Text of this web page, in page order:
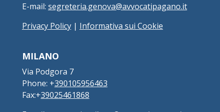
E-mail: segreteria.genova@avvocatipagano.it
Privacy Policy| Informativa sui Cookie
MILANO
Via Podgora 7
Phone: +390105956463
Fax:+39025461868